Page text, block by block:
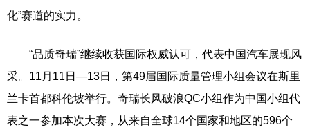
化”赛道的实力。
“品质奇瑞”继续收获国际权威认可，代表中国汽车展现风
采。11月11日—13日，第49届国际质量管理小组会议在斯里
兰卡首都科伦坡举行。奇瑞长风破浪QC小组作为中国小组代
表之一参加本次大赛，从来自全球14个国家和地区的596个